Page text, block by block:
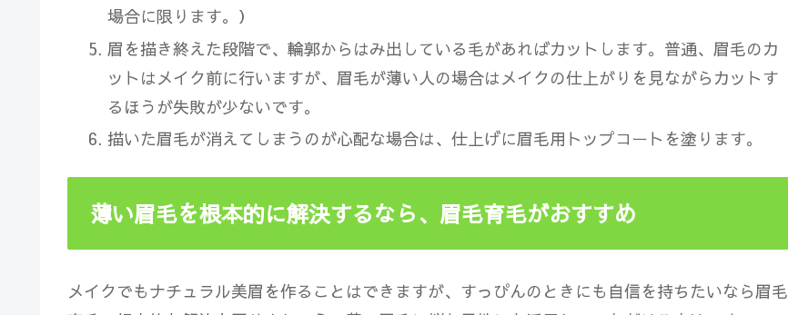
場合に限ります。）
眉を描き終えた段階で、輪郭からはみ出している毛があればカットします。普通、眉毛のカ
ットはメイク前に行いますが、 眉毛が薄い人の場合はメイクの仕上がりを見ながらカットす
るほうが失敗が少ないです。
描いた眉毛が消えてしまうのが心配な場合は、仕上げに眉毛用トップコートを塗ります。
薄い眉毛を根本的に解決するなら、眉毛育毛がおすすめ
メイクでもナチュラル美眉を作ることはできますが、すっぴんのときにも自信を持ちたいなら眉毛